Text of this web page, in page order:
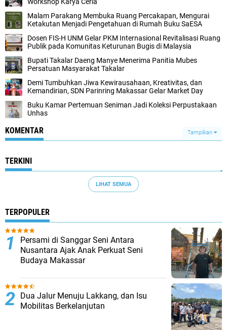
Malam Parakang Membuka Ruang Percakapan, Mengurai
Ketakutan Menjadi Pengetahuan di Rumah Buku SaESA
Dosen FIS-H UNM Gelar PKM Internasional Revitalisasi Ruang
Publik pada Komunitas Keturunan Bugis di Malaysia
Bupati Takalar Daeng Manye Menerima Panitia Mubes
Persatuan Masyarakat Takalar
Demi Tumbuhkan Jiwa Kewirausahaan, Kreativitas, dan
Kemandirian, SDN Parinring Makassar Gelar Market Day
Buku Kamar Pertemuan Seniman Jadi Koleksi Perpustakaan
Unhas
KOMENTAR Tampilkan
TERKINI
LIHAT SEMUA
TERPOPULER
Persami di Sanggar Seni Antara
Nusantara Ajak Anak Perkuat Seni
Budaya Makassar
Dua Jalur Menuju Lakkang, dan Isu
Mobilitas Berkelanjutan